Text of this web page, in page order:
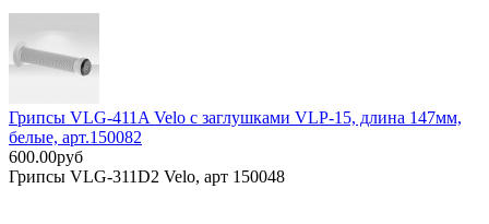
Грипсы VLG-411A Velo с заглушками VLP-15, длина 147мм,
белые, арт.150082
600.00руб
Грипсы VLG-311D2 Velo, арт 150048